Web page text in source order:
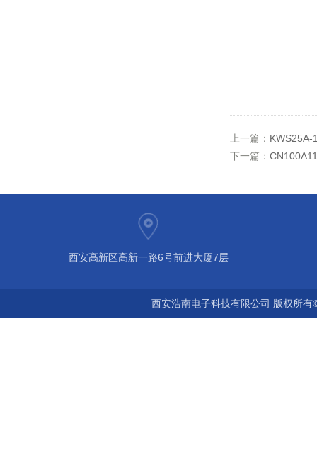
上一篇： KWS25A-
下一篇：
西安高新区高新一路6号前进大厦7层
西安浩南电子科技有限公司 版权所